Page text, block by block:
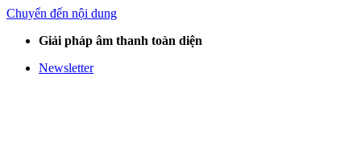
Chuyển đến nội dung
Giải pháp âm thanh toàn diện
Newsletter